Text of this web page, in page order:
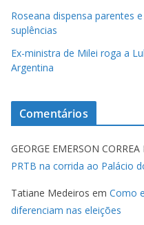
Roseana dispensa parentes
suplências
Ex-ministra de Milei roga a
Argentina
Comentários
GEORGE EMERSON CORREA
PRTB na corrida ao Palácio
Tatiane Medeiros em Como
diferenciam nas eleições